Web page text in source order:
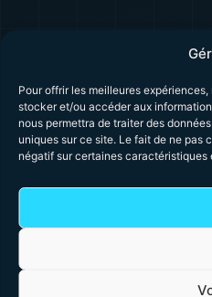
Pour offrir les meilleures
stocker et/ou accéder aux
nous permettra de traiter des
uniques sur ce site. Le fait de ne pas
négatif sur certaines caractéristiques